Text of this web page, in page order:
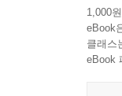
1,000
eBook
클래스
eBook